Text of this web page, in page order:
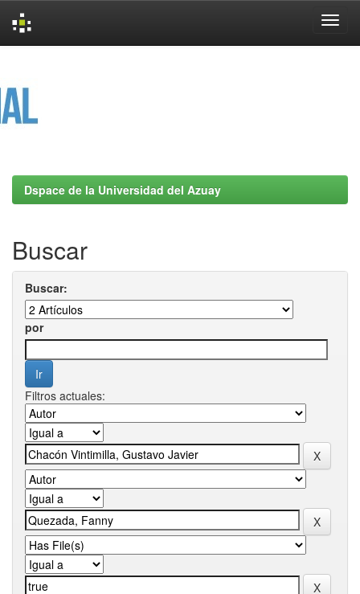
Dspace de la Universidad del Azuay
Buscar
Buscar:
por
Filtros actuales: